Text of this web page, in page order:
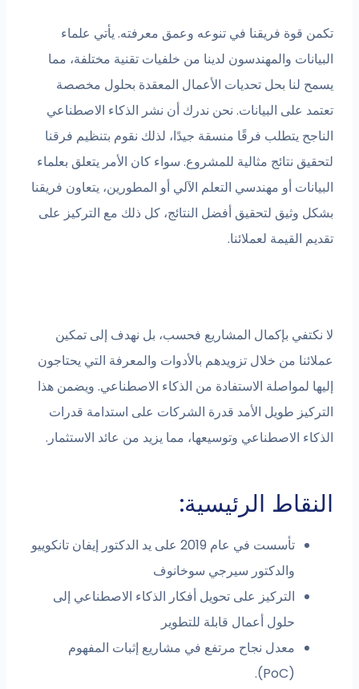
تكمن قوة فريقنا في تنوعه وعمق معرفته. يأتي علماء
البيانات والمهندسون لدينا من خلفيات تقنية مختلفة، مما
يسمح لنا بحل تحديات الأعمال المعقدة بحلول مخصصة
تعتمد على البيانات. نحن ندرك أن نشر الذكاء الاصطناعي
الناجح يتطلب فرقًا منسقة جيدًا، لذلك نقوم بتنظيم فرقنا
لتحقيق نتائج مثالية للمشروع. سواء كان الأمر يتعلق بعلماء
البيانات أو مهندسي التعلم الآلي أو المطورين، يتعاون فريقنا
بشكل وثيق لتحقيق أفضل النتائج، كل ذلك مع التركيز على
تقديم القيمة لعملائنا.
لا نكتفي بإكمال المشاريع فحسب، بل نهدف إلى تمكين
عملائنا من خلال تزويدهم بالأدوات والمعرفة التي يحتاجون
إليها لمواصلة الاستفادة من الذكاء الاصطناعي. ويضمن هذا
التركيز طويل الأمد قدرة الشركات على استدامة قدرات
الذكاء الاصطناعي وتوسيعها، مما يزيد من عائد الاستثمار.
النقاط الرئيسية:
تأسست في عام 2019 على يد الدكتور إيفان تانكوييو
والدكتور سيرجي سوخانوف
التركيز على تحويل أفكار الذكاء الاصطناعي إلى
حلول أعمال قابلة للتطوير
معدل نجاح مرتفع في مشاريع إثبات المفهوم
(PoC).